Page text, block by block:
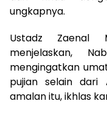
ungkapnya.
Ustadz Zaenal
menjelaskan,
mengingatkan
pujian selain dari
amalan itu, ikhlas